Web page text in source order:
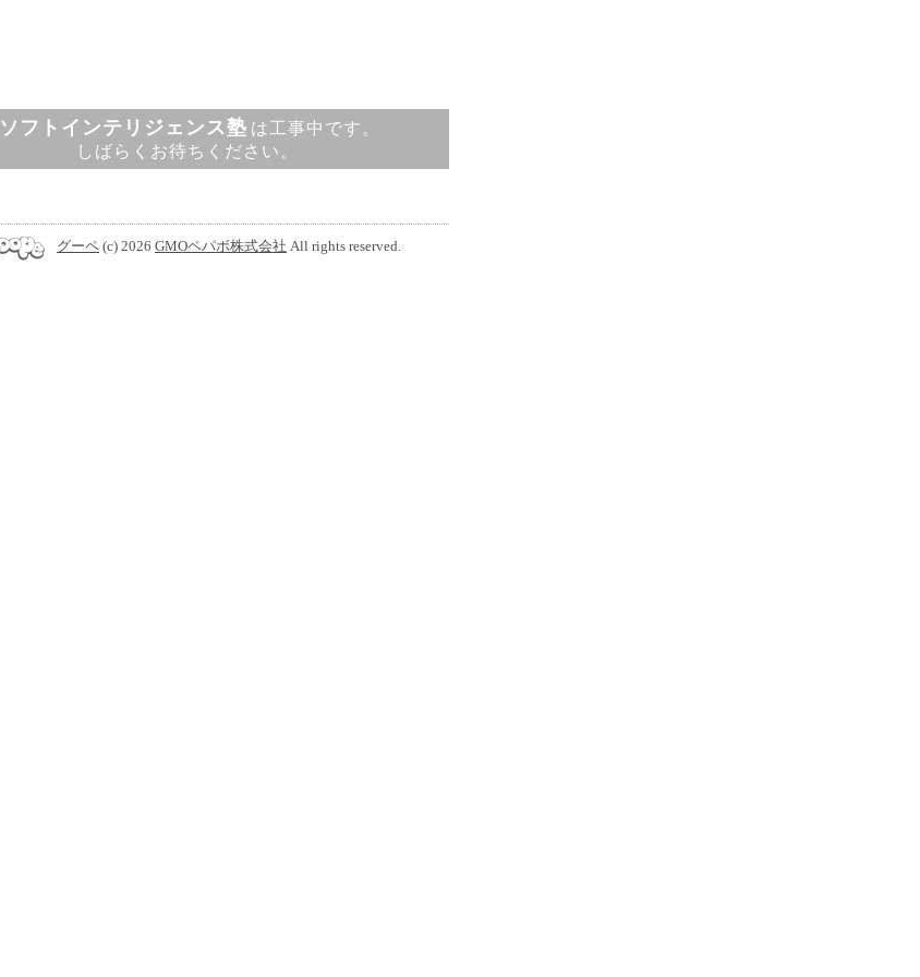
ソフトインテリジェンス塾 は工事中です。
しばらくお待ちください。
グーペ (c) 2026 GMOペパボ株式会社 All rights reserved.